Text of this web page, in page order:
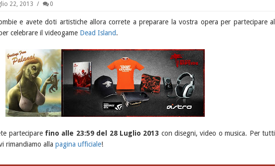
22, 2013 0
e avete doti artistiche allora correte a preparare la vostra opera per partecipare al
celebrare il videogame Dead Island.
partecipare fino alle 23:59 del 28 Luglio 2013 con disegni, video o musica. Per tutti
rimandiamo alla pagina ufficiale!